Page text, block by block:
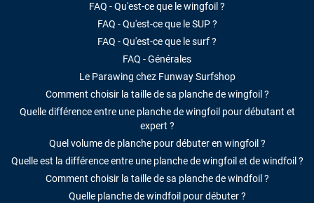
FAQ - Qu'est-ce que le wingfoil ?
FAQ - Qu'est-ce que le SUP ?
FAQ - Qu'est-ce que le surf ?
FAQ - Générales
Le Parawing chez Funway Surfshop
Comment choisir la taille de sa planche de wingfoil ?
Quelle différence entre une planche de wingfoil pour débutant et
expert ?
Quel volume de planche pour débuter en wingfoil ?
Quelle est la différence entre une planche de wingfoil et de windfoil ?
Comment choisir la taille de sa planche de windfoil ?
Quelle planche de windfoil pour débuter ?